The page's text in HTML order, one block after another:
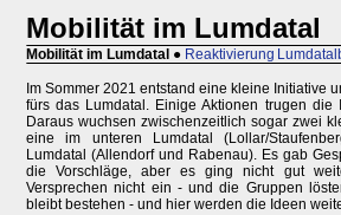
Mobilität im Lumdatal
Mobilität im Lumdatal ● Reaktivierung
Im Sommer 2021 entstand eine kleine Initiative
fürs das Lumdatal. Einige Aktionen trugen die
Daraus wuchsen zwischenzeitlich sogar zwei
eine im unteren Lumdatal (Lollar/
Lumdatal (Allendorf und Rabenau). Es gab
die Vorschläge, aber es ging nicht gut
Versprechen nicht ein - und die Gruppen
bleibt bestehen - und hier werden die Ideen